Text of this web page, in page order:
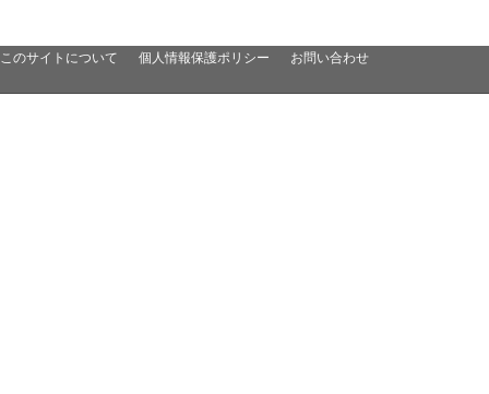
このサイトについて 個人情報保護ポリシー お問い合わせ